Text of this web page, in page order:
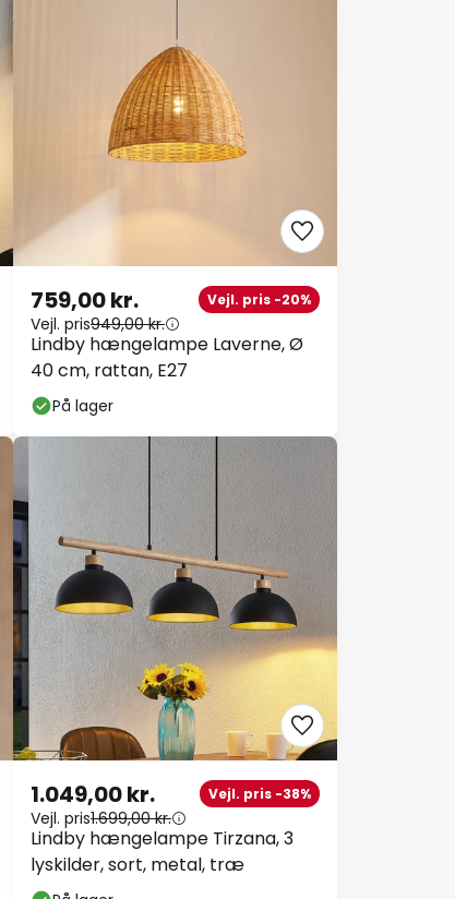
Lindby hængelampe Laverne, Ø
40 cm, rattan, E27
759,00 kr. Vejl. pris -20%
Vejl. pris949,00 kr.
På lager
Lindby hængelampe Tirzana, 3
lyskilder, sort, metal, træ
1.049,00 kr. Vejl. pris -38%
Vejl. pris1.699,00 kr.